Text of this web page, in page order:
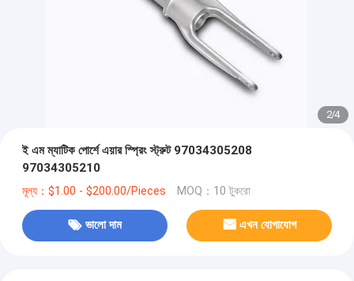
2/4
ই এম ম্যাটিক পোর্শে এয়ার স্প্রিং স্ট্রুট 97034305208
97034305210
মূল্য：$1.00 - $200.00/Pieces MOQ：10 টুকরো
ভালো দাম এখন যোগাযোগ